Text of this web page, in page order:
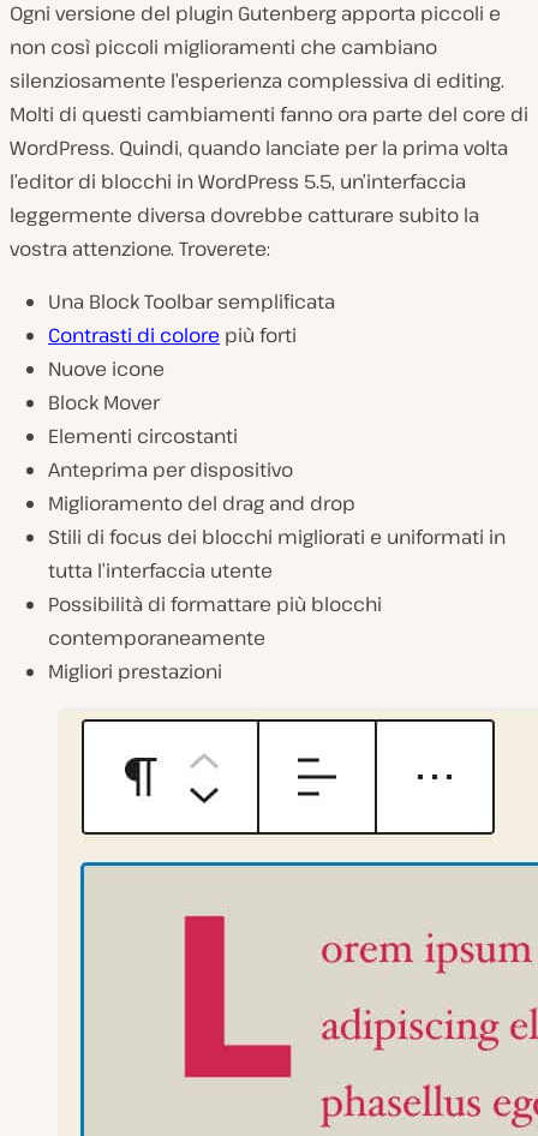
Ogni versione del plugin Gutenberg apporta piccoli e
non così piccoli miglioramenti che cambiano
silenziosamente l’esperienza complessiva di editing.
Molti di questi cambiamenti fanno ora parte del core di
WordPress. Quindi, quando lanciate per la prima volta
l’editor di blocchi in WordPress 5.5, un’interfaccia
leggermente diversa dovrebbe catturare subito la
vostra attenzione. Troverete:
Una Block Toolbar semplificata
Contrasti di colore più forti
Nuove icone
Block Mover
Elementi circostanti
Anteprima per dispositivo
Miglioramento del drag and drop
Stili di focus dei blocchi migliorati e uniformati in
tutta l’interfaccia utente
Possibilità di formattare più blocchi
contemporaneamente
Migliori prestazioni